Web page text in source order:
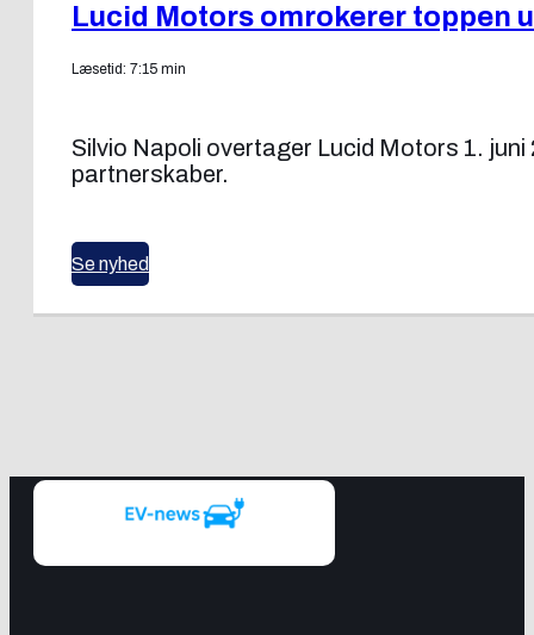
Lucid Motors omrokerer toppen
Læsetid: 7:15 min
Silvio Napoli overtager Lucid Motors 1.
partnerskaber.
Se nyhed